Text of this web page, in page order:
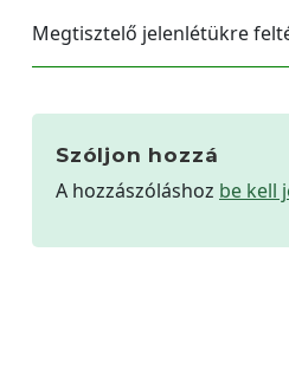
Megtisztelő jelenlétükre
Szóljon hozzá
A hozzászóláshoz be kell